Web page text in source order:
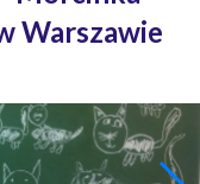
Warszawie